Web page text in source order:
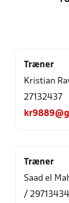
Træner
Kristian
27132437
Træner
Saad el
/ 29713434